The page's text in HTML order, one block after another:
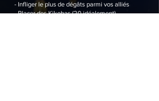
- Infliger le plus de dégâts parmi vos alliés
- Placer des Kikohas (20 idéalement)